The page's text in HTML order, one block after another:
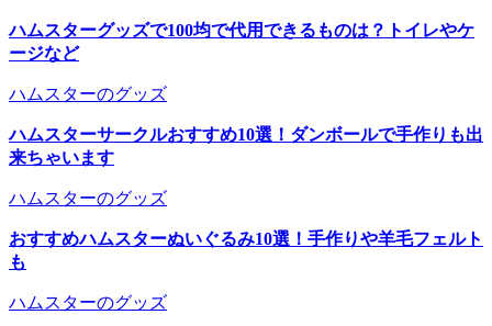
ハムスターグッズで100均で代用できるものは？トイレやケ
ージなど
ハムスターのグッズ
ハムスターサークルおすすめ10選！ダンボールで手作りも出
来ちゃいます
ハムスターのグッズ
おすすめハムスターぬいぐるみ10選！手作りや羊毛フェルト
も
ハムスターのグッズ